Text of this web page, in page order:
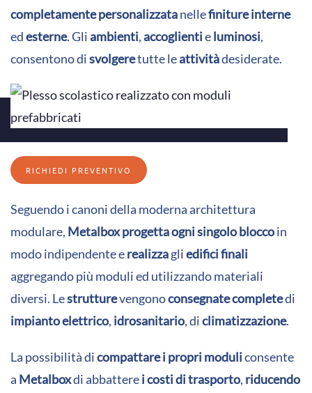
completamente personalizzatanellefiniture interne
edesterne. Gliambienti,accoglientieluminosi,
consentono disvolgeretutte leattivitàdesiderate.
RICHIEDI PREVENTIVO
Seguendo i canoni della moderna architettura
modulare, Metalboxprogettaogni singolo bloccoin
modo indipendente erealizzagliedifici finali
aggregando più moduli ed utilizzando materiali
diversi. Lestrutturevengonoconsegnatecompletedi
impianto elettrico, idrosanitario, diclimatizzazione.
La possibilità dicompattare i propri moduliconsente
a Metalboxdi abbatterei costi di trasporto, riducendo